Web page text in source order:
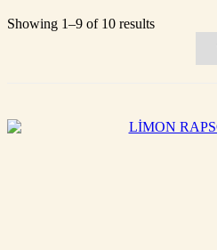
Showing 1–9 of 10 results